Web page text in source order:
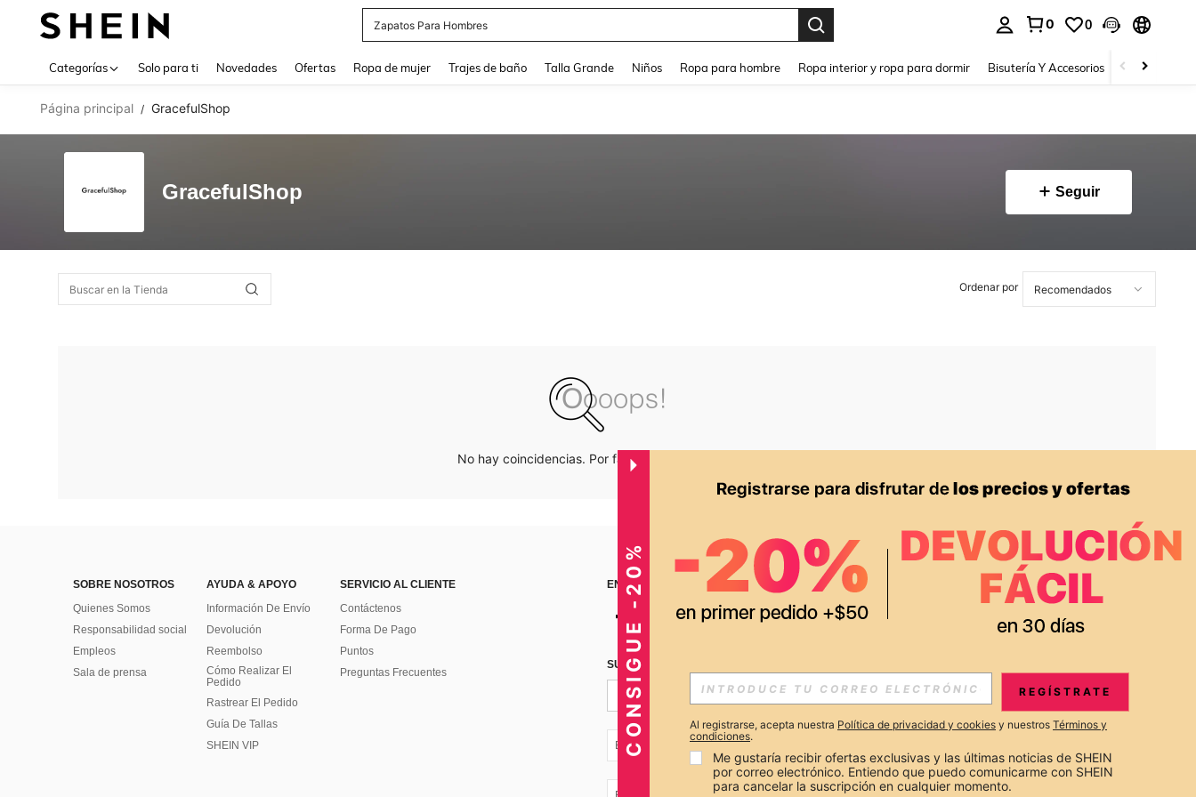
Zapatos Para Hombres
0 0
Categorías Solo para ti Novedades Ofertas Ropa de mujer Trajes de baño Talla Grande Niños Ropa para hombre Ropa interior y ropa para dormir Bisutería Y Accesorios Zapatos
Página principal / GracefulShop
GracefulShop Seguir
Ordenar por
No hay coincidencias. Por favor inténtalo de nuevo.
SOBRE NOSOTROS
Quienes Somos
Responsabilidad social
Empleos
Sala de prensa
AYUDA & APOYO
Información De Envío
Devolución
Reembolso
Cómo Realizar El
Pedido
Rastrear El Pedido
Guía De Tallas
SHEIN VIP
SERVICIO AL CLIENTE
Contáctenos
Forma De Pago
Puntos
Preguntas Frecuentes
ENCUÉNTRANOS EN APP
SUSCRÍBETE PARA RECIBIR OFERTAS EXCLUSIVAS, PROMOCIONES Y NOTICIAS DE SHEIN
Suscribir
EC + 593
CONSIGUE -20% REGÍSTRATE
Al registrarse, acepta nuestra Política de privacidad y cookies y nuestros Términos y
condiciones.
Me gustaría recibir ofertas exclusivas y las últimas noticias de SHEIN
por correo electrónico. Entiendo que puedo comunicarme con SHEIN
para cancelar la suscripción en cualquier momento.